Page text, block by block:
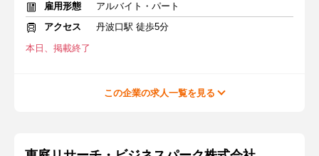
雇用形態
アルバイト・パート
アクセス
丹波口駅 徒歩5分
本日、掲載終了
この企業の求人一覧を見る